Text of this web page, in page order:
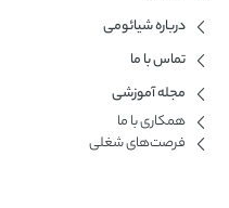
درباره شیائومی
تماس با ما
مجله آموزشی
همکاری با ما​
فرصت‌های شغلی